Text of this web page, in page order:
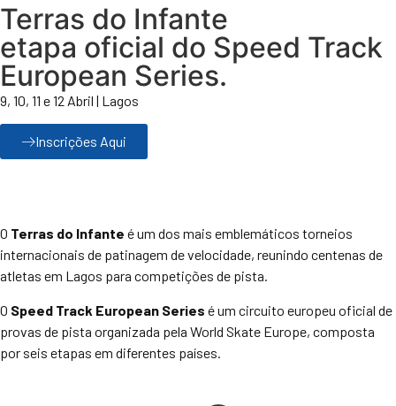
Terras do Infante
etapa oficial do Speed Track
European Series.
9, 10, 11 e 12 Abril | Lagos
Inscrições Aqui
O Terras do Infante é um dos mais emblemáticos torneios
internacionais de patinagem de velocidade, reunindo centenas de
atletas em Lagos para competições de pista.
O Speed Track European Series é um circuito europeu oficial de
provas de pista organizada pela World Skate Europe, composta
por seis etapas em diferentes países.